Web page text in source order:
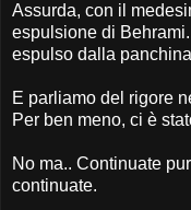
Assurda, con il
espulsione di
espulso dalla
E parliamo del rigore
Per ben meno, ci è
No ma.. Continuate
continuate.